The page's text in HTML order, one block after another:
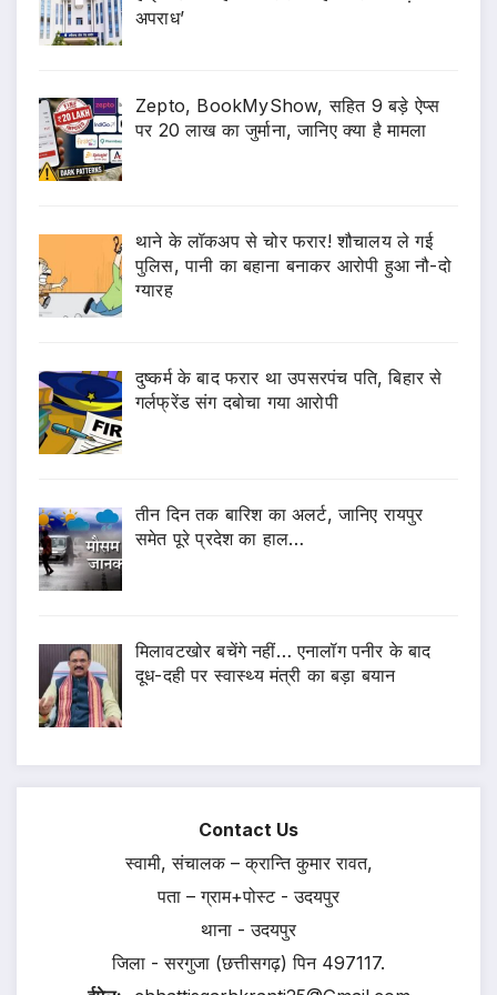
अपराध’
Zepto, BookMyShow, सहित 9 बड़े ऐप्स
पर 20 लाख का जुर्माना, जानिए क्या है मामला
थाने के लॉकअप से चोर फरार! शौचालय ले गई
पुलिस, पानी का बहाना बनाकर आरोपी हुआ नौ-दो
ग्यारह
दुष्कर्म के बाद फरार था उपसरपंच पति, बिहार से
गर्लफ्रेंड संग दबोचा गया आरोपी
तीन दिन तक बारिश का अलर्ट, जानिए रायपुर
समेत पूरे प्रदेश का हाल…
मिलावटखोर बचेंगे नहीं… एनालॉग पनीर के बाद
दूध-दही पर स्वास्थ्य मंत्री का बड़ा बयान
Contact Us
स्वामी, संचालक – क्रान्ति कुमार रावत,
पता – ग्राम+पोस्ट - उदयपुर
थाना - उदयपुर
जिला - सरगुजा (छत्तीसगढ़) पिन 497117.